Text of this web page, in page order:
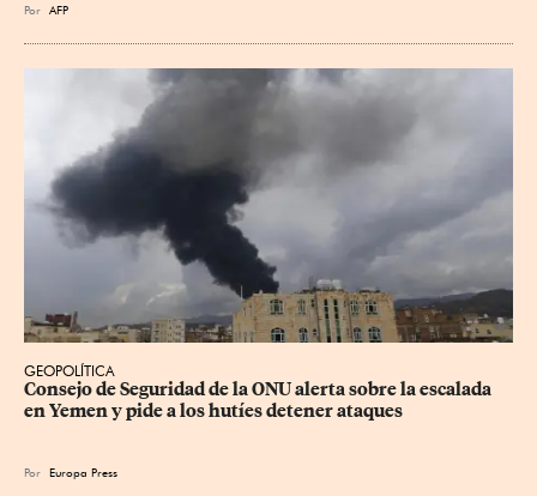
Por AFP
GEOPOLÍTICA
Consejo de Seguridad de la ONU alerta sobre la escalada
en Yemen y pide a los hutíes detener ataques
Por Europa Press